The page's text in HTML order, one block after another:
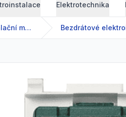
Elektrotechnika
Elektroinstalační materiál